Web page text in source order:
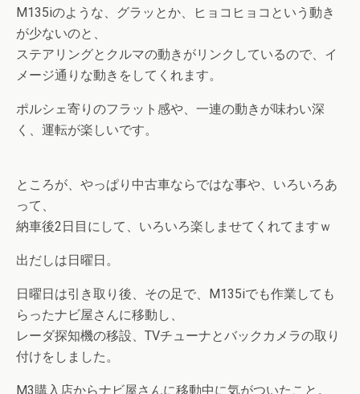
M135iのような、グラッとか、ヒョコヒョコという動き
が少ないのと、
ステアリングとクルマの動きがリンクしているので、イ
メージ通りな動きをしてくれます。
ポルシェ寄りのフラット感や、一連の動きが味わい深
く、運転が楽しいです。
ところが、やっぱり中古車ならではな事や、いろいろあ
って、
納車後2日目にして、いろいろ楽しませてくれてますｗ
出だしは日曜日。
日曜日は引き取り後、その足で、M135iでも作業しても
らったナビ屋さんに移動し、
レーダ探知機の移設、TVチューナとバックカメラの取り
付けをしました。
M3購入店からナビ屋さんに移動中に気がついたこと。